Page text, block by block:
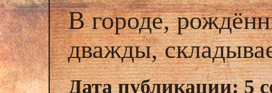
В городе,
дважды,
Дата публикации: 5